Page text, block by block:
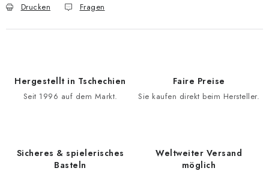
Drucken Fragen
Hergestellt in Tschechien
Seit 1996 auf dem Markt.
Faire Preise
Sie kaufen direkt beim Hersteller.
Sicheres & spielerisches
Basteln
Weltweiter Versand
möglich